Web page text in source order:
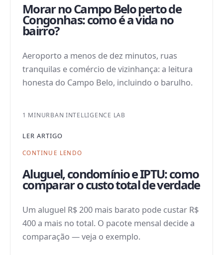
Morar no Campo Belo perto de
Congonhas: como é a vida no
bairro?
Aeroporto a menos de dez minutos, ruas
tranquilas e comércio de vizinhança: a leitura
honesta do Campo Belo, incluindo o barulho.
1 MINURBAN INTELLIGENCE LAB
LER ARTIGO
CONTINUE LENDO
Aluguel, condomínio e IPTU: como
comparar o custo total de verdade
Um aluguel R$ 200 mais barato pode custar R$
400 a mais no total. O pacote mensal decide a
comparação — veja o exemplo.